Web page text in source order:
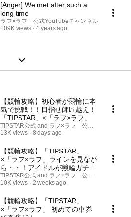
[Anger] We met after such a
long time
ラフ×ラフ 公式YouTubeチャンネル
109K views
4 years ago
【競輪攻略】初心者が競輪に本
気で挑戦！！目指せ師匠越え！
「TIPSTAR」×「ラフ×ラフ」
TIPSTAR公式 and ラフ×ラフ 公式YouTubeチャ
13K views
8 days ago
【競輪攻略】「TIPSTAR」
×「ラフ×ラフ」ラインを見なが
ら・・！アイドルが競輪ガチ予
想！
TIPSTAR公式 and ラフ×ラフ 公式YouTubeチャ
10K views
2 weeks ago
【競輪攻略】「TIPSTAR」
×「ラフ×ラフ」 初めての車券